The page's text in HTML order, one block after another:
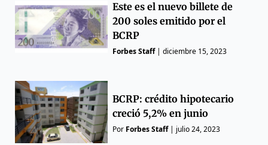
Este es el nuevo billete de
200 soles emitido por el
BCRP
Forbes Staff|diciembre 15, 2023
BCRP: crédito hipotecario
creció 5,2% en junio
Por Forbes Staff| julio 24, 2023